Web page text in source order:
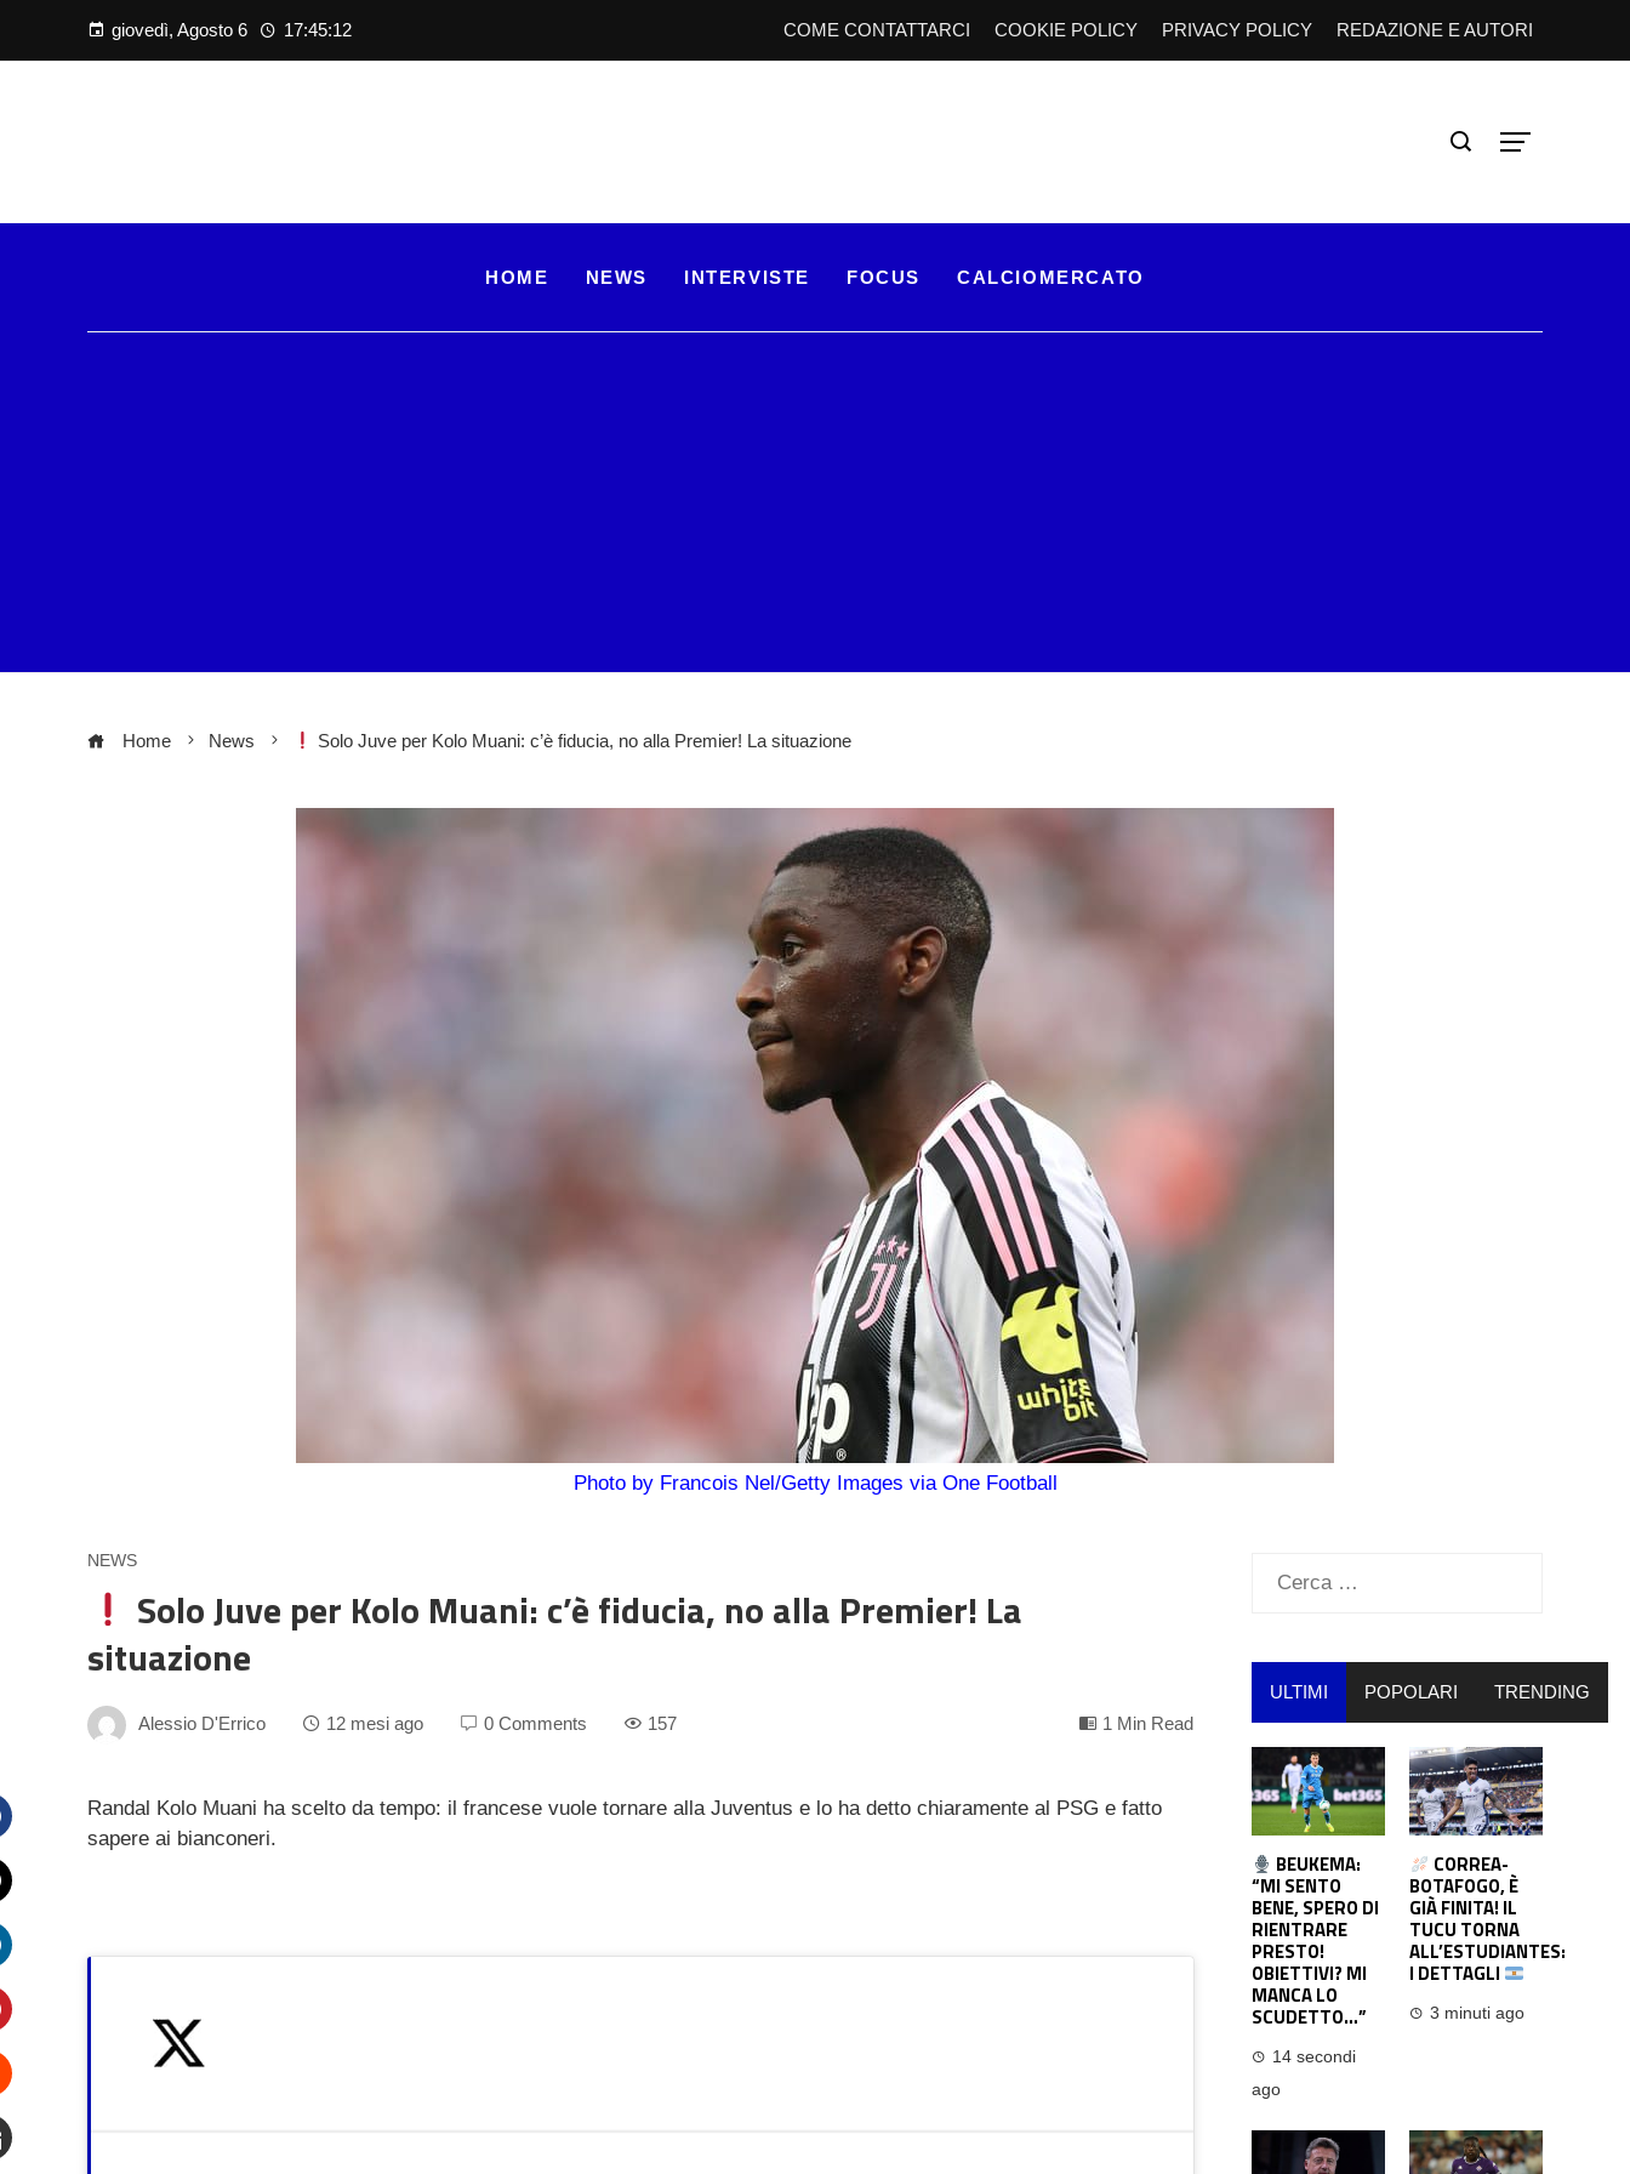
giovedì, Agosto 6 17:45:13 COME CONTATTARCI COOKIE POLICY PRIVACY POLICY REDAZIONE E AUTORI
HOME NEWS INTERVISTE FOCUS CALCIOMERCATO
Home News Solo Juve per Kolo Muani: c’è fiducia, no alla Premier! La situazione
Photo by Francois Nel/Getty Images via One Football
NEWS
Solo Juve per Kolo Muani: c’è fiducia, no alla Premier! La
situazione
Alessio D'Errico 12 mesi ago 0 Comments 157 1 Min Read
Randal Kolo Muani ha scelto da tempo: il francese vuole tornare alla Juventus e lo ha detto chiaramente al PSG e fatto
sapere ai bianconeri.
Ricerca
ULTIMI POPOLARI TRENDING
BEUKEMA:
“MI SENTO
BENE, SPERO DI
RIENTRARE
PRESTO!
OBIETTIVI? MI
MANCA LO
SCUDETTO…”
14 secondi
ago
CORREA-
BOTAFOGO, È
GIÀ FINITA! IL
TUCU TORNA
ALL’ESTUDIANTES:
I DETTAGLI
3 minuti ago